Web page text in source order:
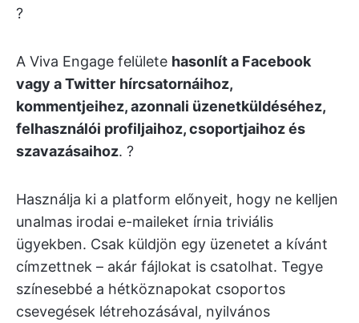
?
A Viva Engage felülete hasonlít a Facebook
vagy a Twitter hírcsatornáihoz,
kommentjeihez, azonnali üzenetküldéséhez,
felhasználói profiljaihoz, csoportjaihoz és
szavazásaihoz. ?️
Használja ki a platform előnyeit, hogy ne kelljen
unalmas irodai e-maileket írnia triviális
ügyekben. Csak küldjön egy üzenetet a kívánt
címzettnek – akár fájlokat is csatolhat. Tegye
színesebbé a hétköznapokat csoportos
csevegések létrehozásával, nyilvános